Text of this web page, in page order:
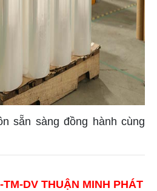
sẵn sàng đồng hành cùng
DV THUẬN MINH PHÁT